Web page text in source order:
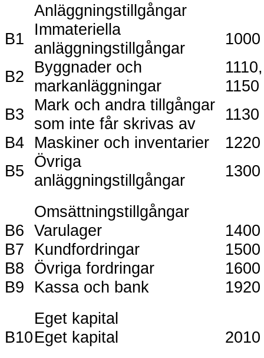
Anläggningstillgångar
B1
Immateriella
anläggningstillgångar
1000
B2
Byggnader och
markanläggningar
1110,
1150
B3
Mark och andra tillgångar
som inte får skrivas av
1130
B4
Maskiner och inventarier
1220
B5
Övriga
anläggningstillgångar
1300
Omsättningstillgångar
B6 Varulager
1400
B7
Kundfordringar
1500
B8
Övriga fordringar
1600
B9
Kassa och bank
1920
Eget kapital
B10Eget kapital
2010